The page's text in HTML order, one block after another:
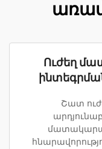
Ուժեղ
Շատ